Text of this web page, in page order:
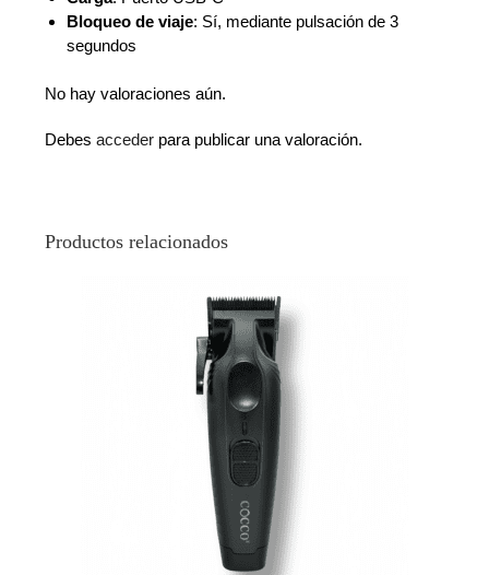
Bloqueo de viaje: Sí, mediante pulsación de 3
segundos
No hay valoraciones aún.
Debesacceder para publicar una valoración.
Productos relacionados